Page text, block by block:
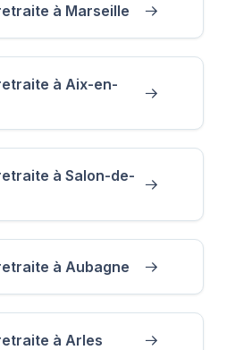
à Marseille
à Aix-en-
à Salon-de-
à Aubagne
à Arles